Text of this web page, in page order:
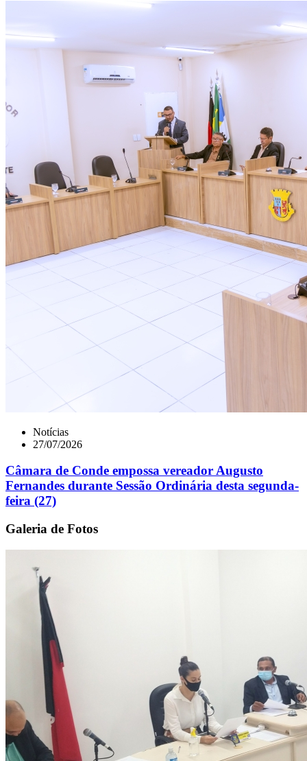
Notícias
27/07/2026
Câmara de Conde empossa vereador Augusto
Fernandes durante Sessão Ordinária desta segunda-
feira (27)
Galeria de Fotos